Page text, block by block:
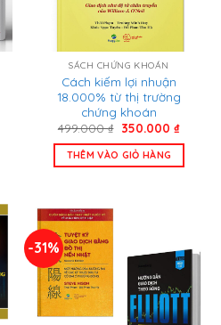
SÁCH CHỨNG KHOÁN
Cách kiếm lợi nhuận
18.000% từ thị trường
chứng khoán
499.000₫ Giá
là:
499.000 ₫.
350.000 ₫Giá
tại
THÊM VÀO GIỎ HÀNG
-31%